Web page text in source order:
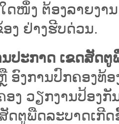
ໜຶ່ງ ຕ້ອງລາຍງາ
ງ ຢ່າງຮີບດ່ວນ.
ປະກາດ ເຂດສັດຕູ
ງການປົກຄອງທ້ອ
ອງ ວຽກງານປ້ອງ
ພືດລະບາດເກີດຂຶ້